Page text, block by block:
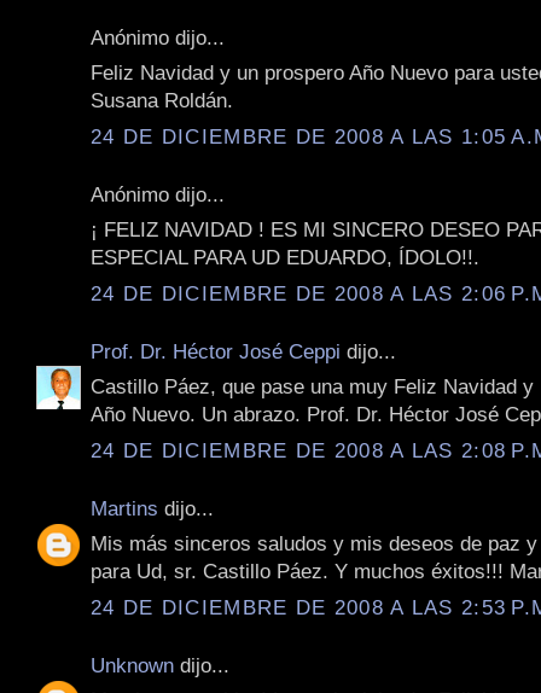
Anónimo dijo...
Feliz Navidad y un prospero Año Nuevo para
Susana Roldán.
24 DE DICIEMBRE DE 2008 A LAS 1:05
Anónimo dijo...
¡ FELIZ NAVIDAD ! ES MI SINCERO DESEO
ESPECIAL PARA UD EDUARDO, ÍDOLO!!.
24 DE DICIEMBRE DE 2008 A LAS 2:06
Prof. Dr. Héctor José Ceppi dijo...
Castillo Páez, que pase una muy Feliz Navidad y
Año Nuevo. Un abrazo. Prof. Dr. Héctor José
24 DE DICIEMBRE DE 2008 A LAS 2:08
Martins dijo...
Mis más sinceros saludos y mis deseos de paz
para Ud, sr. Castillo Páez. Y muchos éxitos!!!
24 DE DICIEMBRE DE 2008 A LAS 2:53
Unknown dijo...